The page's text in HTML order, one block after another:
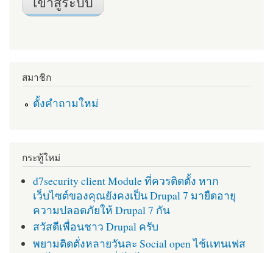
สมาชิก
ตั้งคำถามใหม่
กระทู้ใหม่
d7security client Module ที่ควรติดตั้ง หาก
เว็บไซต์ของคุณยังคงเป็น Drupal 7 มายืดอายุ
ความปลอดภัยให้ Drupal 7 กัน
สวัสดีเพื่อนชาว Drupal ครับ
พยามติดตั่งหลายวันละ Social open ไช้เเทนเฟส